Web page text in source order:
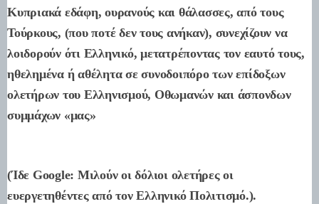
Κυπριακά εδάφη, ουρανούς και θάλασσες, από τους
Τούρκους, (που ποτέ δεν τους ανήκαν), συνεχίζουν να
λοιδορούν ότι Ελληνικό, μετατρέποντας τον εαυτό τους,
ηθελημένα ή αθέλητα σε συνοδοιπόρο των επίδοξων
ολετήρων του Ελληνισμού, Οθωμανών και άσπονδων
συμμάχων «μας»
(Ίδε Google: Μιλούν οι δόλιοι ολετήρες οι
ευεργετηθέντες από τον Ελληνικό Πολιτισμό.).